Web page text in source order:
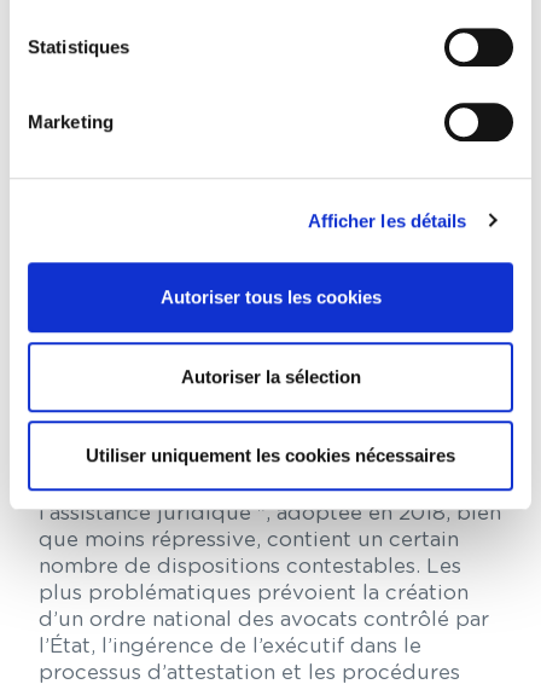
Statistiques
Marketing
Afficher les détails
Autoriser tous les cookies
Autoriser la sélection
Utiliser uniquement les cookies nécessaires
du Pacte international relatif aux droits civils
et politiques.
Plus précisément, le coût des services des
juristes et des avocats augmentera en raison
nationales, ainsi qu’en raison de l’introduction
Ainsi, l’assistance juridique qualifiée devient
potentiellement ces dispositions
discriminatoires et, là encore, incompatibles
La version précédente de la loi " sur les
activités professionnelles des avocats et
l’assistance juridique ", adoptée en 2018, bien
que moins répressive, contient un certain
nombre de dispositions contestables. Les
plus problématiques prévoient la création
d’un ordre national des avocats contrôlé par
l’État, l’ingérence de l’exécutif dans le
processus d’attestation et les procédures